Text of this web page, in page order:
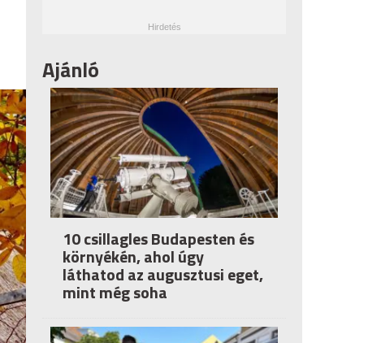
Ajánló
10 csillagles Budapesten és
környékén, ahol úgy
láthatod az augusztusi eget,
mint még soha